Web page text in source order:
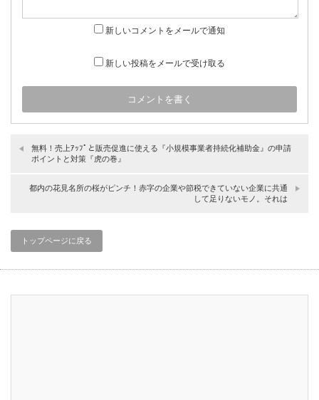
新しいコメントをメールで通知
新しい投稿をメールで受け取る
無料！売上ｱｯﾌﾟと販売促進に使える『小規模事業者持続化補助金』の申請
ポイントと対策『虎の巻』
都内の花見名所の桜がピンチ！赤字の企業や節税できていない企業に共通
して足りないモノ。それは
トップページに戻る